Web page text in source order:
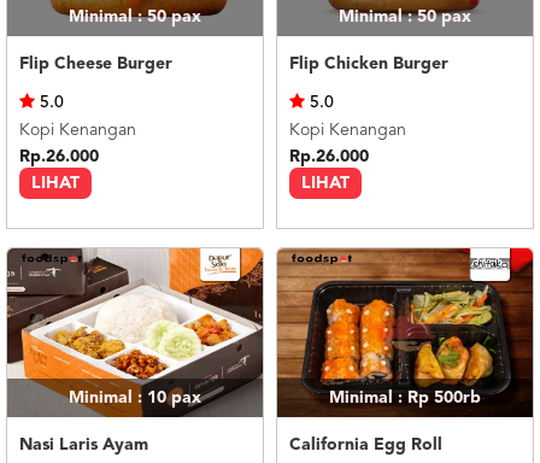
Minimal : 50pax
Flip Cheese Burger
LIHAT
5.0
Kopi Kenangan
Rp.26.000
Minimal : 50pax
Flip Chicken Burger
LIHAT
5.0
Kopi Kenangan
Rp.26.000
Minimal : 10pax
Nasi Laris Ayam
Minimal : Rp 500rb
California Egg Roll